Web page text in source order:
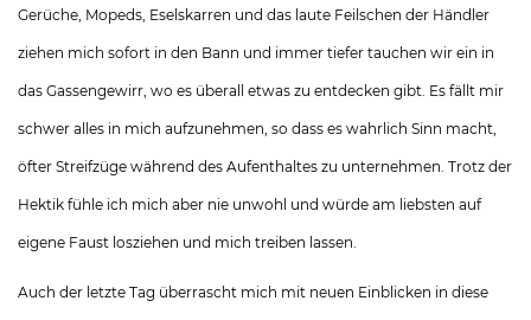
Gerüche, Mopeds, Eselskarren und das laute Feilschen der Händler
ziehen mich sofort in den Bann und immer tiefer tauchen wir ein in
das Gassengewirr, wo es überall etwas zu entdecken gibt. Es fällt mir
schwer alles in mich aufzunehmen, so dass es wahrlich Sinn macht,
öfter Streifzüge während des Aufenthaltes zu unternehmen. Trotz der
Hektik fühle ich mich aber nie unwohl und würde am liebsten auf
eigene Faust losziehen und mich treiben lassen.
Auch der letzte Tag überrascht mich mit neuen Einblicken in diese